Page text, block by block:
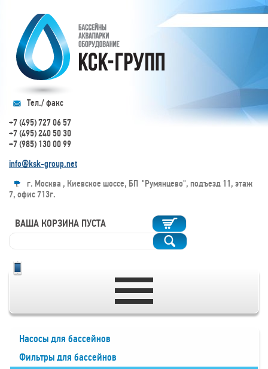
Тел./ факс
+7 (495) 727 06 57
+7 (495) 240 50 30
+7 (985) 130 00 99
info@ksk-group.net
г. Москва , Киевское шоссе, БП "Румянцево", подъезд 11, этаж
7, офис 713г.
ВАША КОРЗИНА ПУСТА
Насосы для бассейнов
Фильтры для бассейнов